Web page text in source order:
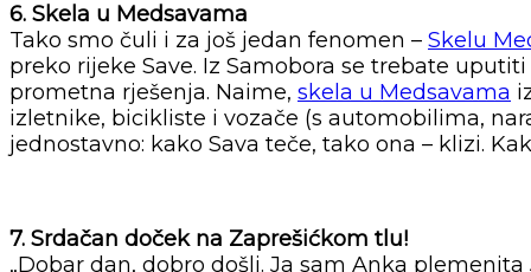
6. Skela u Medsavama
Tako smo čuli i za još jedan fenomen – Skelu
preko rijeke Save. Iz Samobora se trebate
prometna rješenja. Naime, skela u Medsavama
izletnike, bicikliste i vozače (s automobilima,
jednostavno: kako Sava teče, tako ona – klizi.
7. Srdačan doček na Zaprešićkom tlu!
„Dobar dan, dobro došli. Ja sam Anka